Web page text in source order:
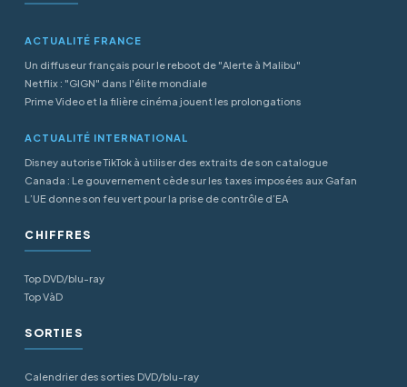
ACTUALITÉ FRANCE
Un diffuseur français pour le reboot de "Alerte à Malibu"
Netflix : "GIGN" dans l'élite mondiale
Prime Video et la filière cinéma jouent les prolongations
ACTUALITÉ INTERNATIONAL
Disney autorise TikTok à utiliser des extraits de son catalogue
Canada : Le gouvernement cède sur les taxes imposées aux Gafan
L’UE donne son feu vert pour la prise de contrôle d’EA
CHIFFRES
Top DVD/blu-ray
Top VàD
SORTIES
Calendrier des sorties DVD/blu-ray